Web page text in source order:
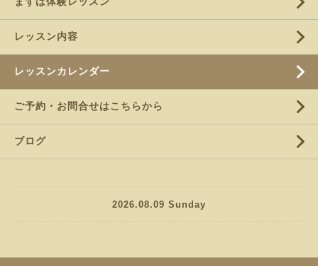
レッスン内容
レッスンカレンダー
ご予約・お問合せはこちらから
ブログ
2026.08.09 Sunday